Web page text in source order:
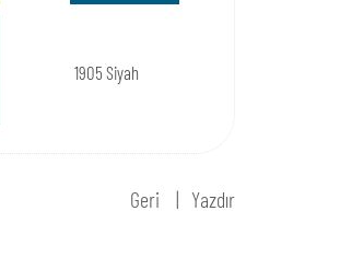
1905 Siyah
Geri Yazdır